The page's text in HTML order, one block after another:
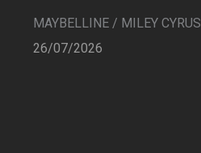
MAYBELLINE / MILEY CYRUS
26/07/2026